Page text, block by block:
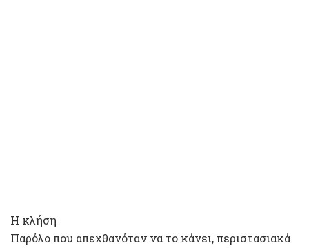
Η κλήση
Παρόλο που απεχθανόταν να το κάνει, περιστασιακά